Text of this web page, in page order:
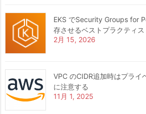
EKS でSecurity Groups for
存させるベストプラクティス
2月 15, 2026
VPC のCIDR追加時はプライ
に注意する
11月 1, 2025